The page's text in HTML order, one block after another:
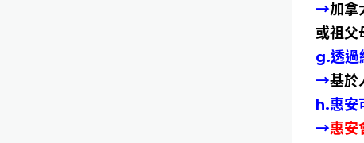
→加拿
或祖父
g.透過
→基於
h.惠安
→惠安